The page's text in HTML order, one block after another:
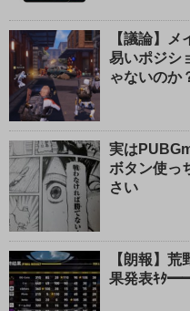
【議論】
易いポジシ
ゃないのか
実は
ボタン使っ
さい
【朗報】
果発表ｷﾀ